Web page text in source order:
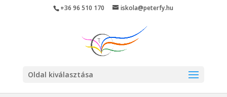
+36 96 510 170 iskola@peterfy.hu
Oldal kiválasztása